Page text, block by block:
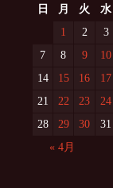
日
月 火 水
1
2 3
7
8 9 10
14
15 16 17
21
22 23 24
28
29 30
31
« 4月